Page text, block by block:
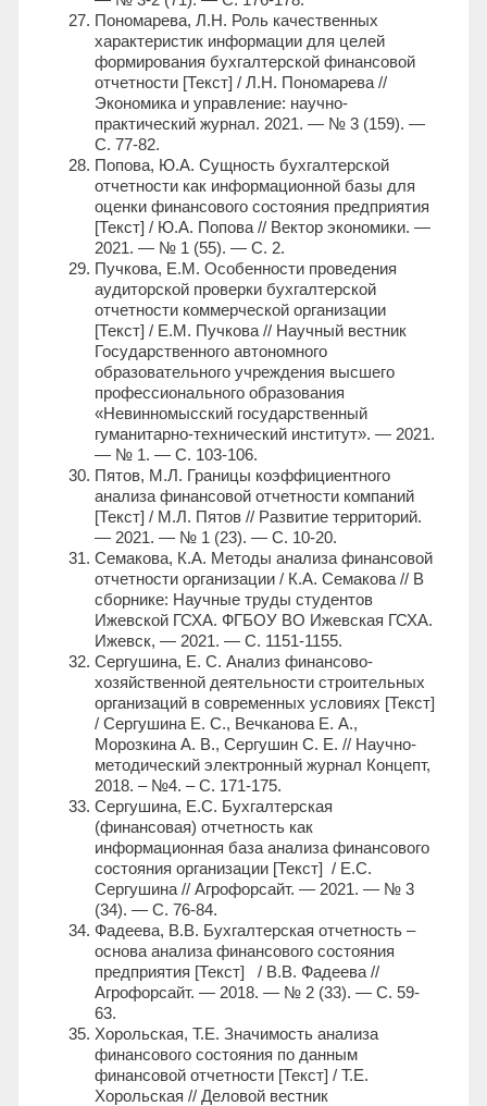
Пономарева, Л.Н. Роль качественных
характеристик информации для целей
формирования бухгалтерской финансовой
отчетности [Текст] / Л.Н. Пономарева //
Экономика и управление: научно-
практический журнал. 2021. — № 3 (159). —
С. 77-82.
Попова, Ю.А. Сущность бухгалтерской
отчетности как информационной базы для
оценки финансового состояния предприятия
[Текст] / Ю.А. Попова // Вектор экономики. —
2021. — № 1 (55). — С. 2.
Пучкова, Е.М. Особенности проведения
аудиторской проверки бухгалтерской
отчетности коммерческой организации
[Текст] / Е.М. Пучкова // Научный вестник
Государственного автономного
образовательного учреждения высшего
профессионального образования
«Невинномысский государственный
гуманитарно-технический институт». — 2021.
— № 1. — С. 103-106.
Пятов, М.Л. Границы коэффициентного
анализа финансовой отчетности компаний
[Текст] / М.Л. Пятов // Развитие территорий.
— 2021. — № 1 (23). — С. 10-20.
Семакова, К.А. Методы анализа финансовой
отчетности организации / К.А. Семакова // В
сборнике: Научные труды студентов
Ижевской ГСХА. ФГБОУ ВО Ижевская ГСХА.
Ижевск, — 2021. — С. 1151-1155.
Сергушина, Е. С. Анализ финансово-
хозяйственной деятельности строительных
организаций в современных условиях [Текст]
/ Сергушина Е. С., Вечканова Е. А.,
Морозкина А. В., Сергушин С. Е. // Научно-
методический электронный журнал Концепт,
2018. – №4. – С. 171-175.
Сергушина, Е.С. Бухгалтерская
(финансовая) отчетность как
информационная база анализа финансового
состояния организации [Текст] / Е.С.
Сергушина // Агрофорсайт. — 2021. — № 3
(34). — С. 76-84.
Фадеева, В.В. Бухгалтерская отчетность –
основа анализа финансового состояния
предприятия [Текст] / В.В. Фадеева //
Агрофорсайт. — 2018. — № 2 (33). — С. 59-
63.
Хорольская, Т.Е. Значимость анализа
финансового состояния по данным
финансовой отчетности [Текст] / Т.Е.
Хорольская // Деловой вестник